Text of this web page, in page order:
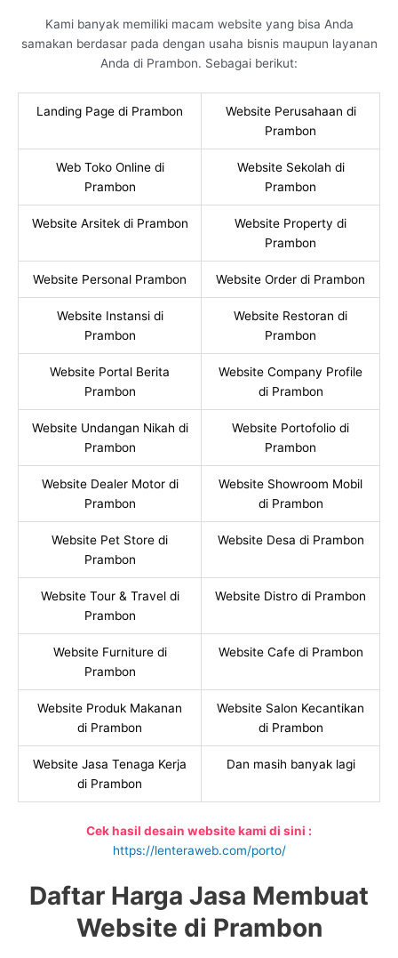
Kami banyak memiliki macam website yang bisa Anda
samakan berdasar pada dengan usaha bisnis maupun layanan
Anda di Prambon. Sebagai berikut:
Landing Page di Prambon
Website Perusahaan di
Prambon
Web Toko Online di
Prambon
Website Sekolah di
Prambon
Website Arsitek di Prambon
Website Property di
Prambon
Website Personal Prambon Website Order di Prambon
Website Instansi di
Prambon
Website Restoran di
Prambon
Website Portal Berita
Prambon
Website Company Profile
di Prambon
Website Undangan Nikah di
Prambon
Website Portofolio di
Prambon
Website Dealer Motor di
Prambon
Website Showroom Mobil
di Prambon
Website Pet Store di
Prambon
Website Desa di Prambon
Website Tour & Travel di
Prambon
Website Distro di Prambon
Website Furniture di
Prambon
Website Cafe di Prambon
Website Produk Makanan
di Prambon
Website Salon Kecantikan
di Prambon
Website Jasa Tenaga Kerja
di Prambon
Dan masih banyak lagi
Cek hasil desain website kami di sini :
https://lenteraweb.com/porto/
Daftar Harga Jasa Membuat
Website di Prambon